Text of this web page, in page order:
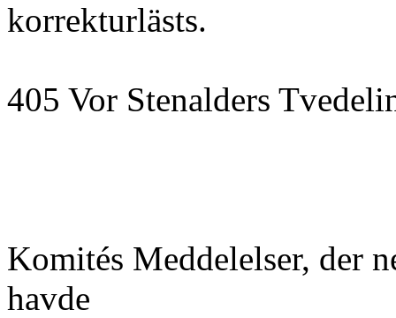
korrekturlästs.
405 Vor Stenalders
Komités Meddelelser, der
havde